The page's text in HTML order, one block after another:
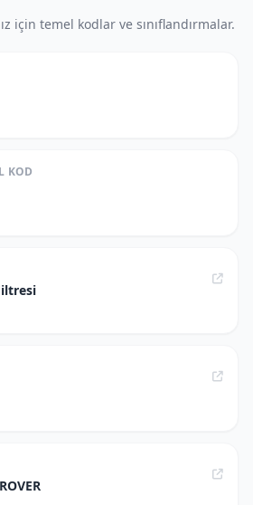
için temel kodlar ve sınıflandırmalar.
KOD